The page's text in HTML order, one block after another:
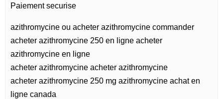
Paiement securise
azithromycine ou acheter azithromycine commander
acheter azithromycine 250 en ligne acheter
azithromycine en ligne
acheter azithromycine acheter azithromycine
acheter azithromycine 250 mg azithromycine achat en
ligne canada